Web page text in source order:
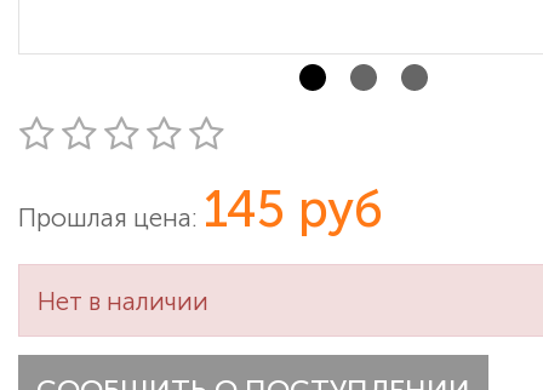
Прошлая цена: 145 руб
Нет в наличии